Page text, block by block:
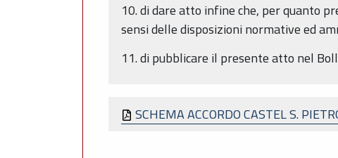
10. di dare atto infine che, per quanto
sensi delle disposizioni normative ed
11. di pubblicare il presente atto nel
SCHEMA ACCORDO CASTEL S.